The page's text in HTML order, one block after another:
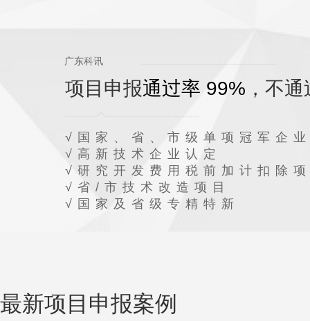
广东科讯
项目申报通过率 99% ，不
√国家、省、市级单项冠军企
√高新技术企业认定
√研究开发费用税前加计扣除
√省/市技术改造项目
√国家及省级专精特新
最新项目申报案例